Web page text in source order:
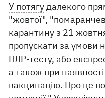
У потягудалекого
"жовтої",
карантину з 21
пропускати за умови
ПЛР-тесту, або
а також при
вакцинацію. Про це